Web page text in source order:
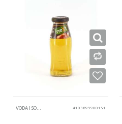
VODA I SOKOVI 4103899900151